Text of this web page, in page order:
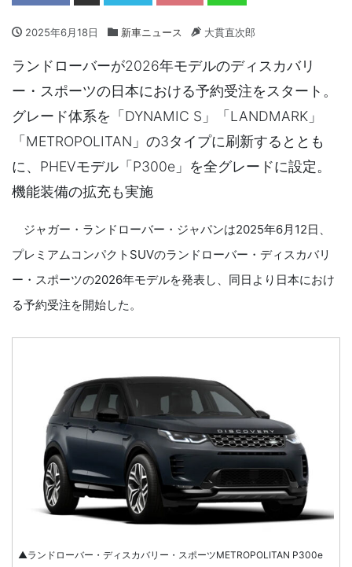
2025年6月18日 新車ニュース 大貫直次郎
ランドローバーが2026年モデルのディスカバリ
ー・スポーツの日本における予約受注をスタート。
グレード体系を「DYNAMIC S」「LANDMARK」
「METROPOLITAN」の3タイプに刷新するととも
に、PHEVモデル「P300e」を全グレードに設定。
機能装備の拡充も実施
ジャガー・ランドローバー・ジャパンは2025年6月12日、
プレミアムコンパクトSUVのランドローバー・ディスカバリ
ー・スポーツの2026年モデルを発表し、同日より日本におけ
る予約受注を開始した。
▲ランドローバー・ディスカバリー・スポーツMETROPOLITAN P300e